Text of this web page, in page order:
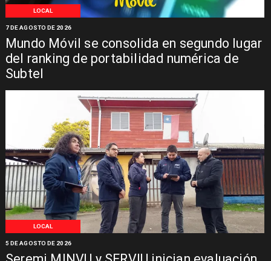
LOCAL
Mundo Móvil se consolida en segundo lugar
del ranking de portabilidad numérica de
Subtel
7 DE AGOSTO DE 2026
LOCAL
5 DE AGOSTO DE 2026